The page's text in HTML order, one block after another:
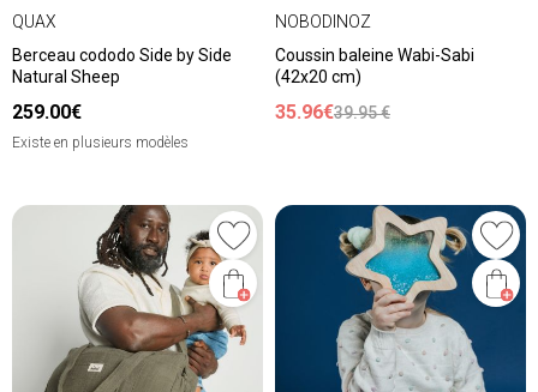
QUAX
Berceau cododo Side by Side
Natural Sheep
259.00€
Existe en plusieurs modèles
NOBODINOZ
Coussin baleine Wabi-Sabi
(42x20 cm)
35.96€39.95 €